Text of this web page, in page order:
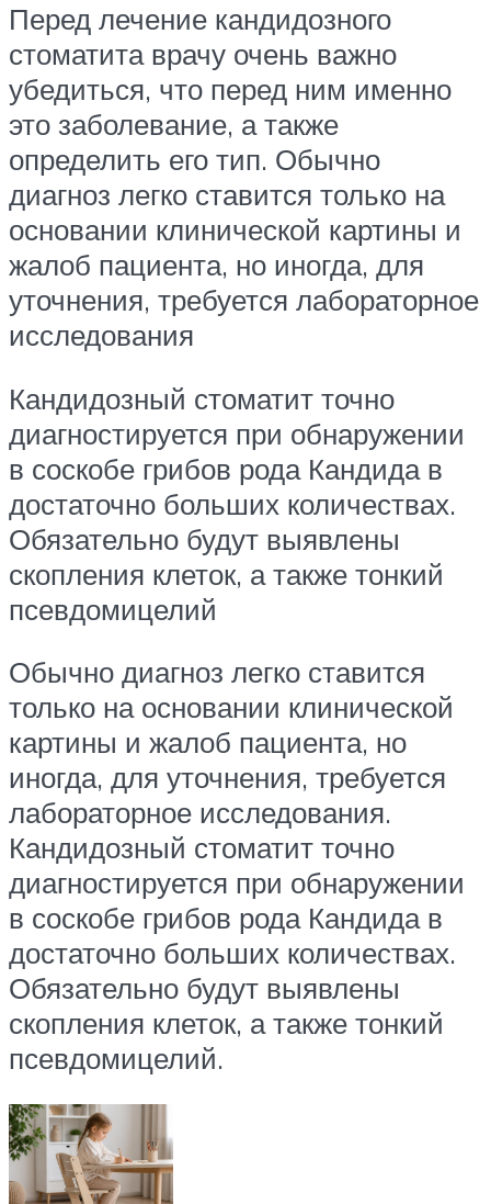
Перед лечение кандидозного
стоматита врачу очень важно
убедиться, что перед ним именно
это заболевание, а также
определить его тип. Обычно
диагноз легко ставится только на
основании клинической картины и
жалоб пациента, но иногда, для
уточнения, требуется лабораторное
исследования
Кандидозный стоматит точно
диагностируется при обнаружении
в соскобе грибов рода Кандида в
достаточно больших количествах.
Обязательно будут выявлены
скопления клеток, а также тонкий
псевдомицелий
Обычно диагноз легко ставится
только на основании клинической
картины и жалоб пациента, но
иногда, для уточнения, требуется
лабораторное исследования.
Кандидозный стоматит точно
диагностируется при обнаружении
в соскобе грибов рода Кандида в
достаточно больших количествах.
Обязательно будут выявлены
скопления клеток, а также тонкий
псевдомицелий.